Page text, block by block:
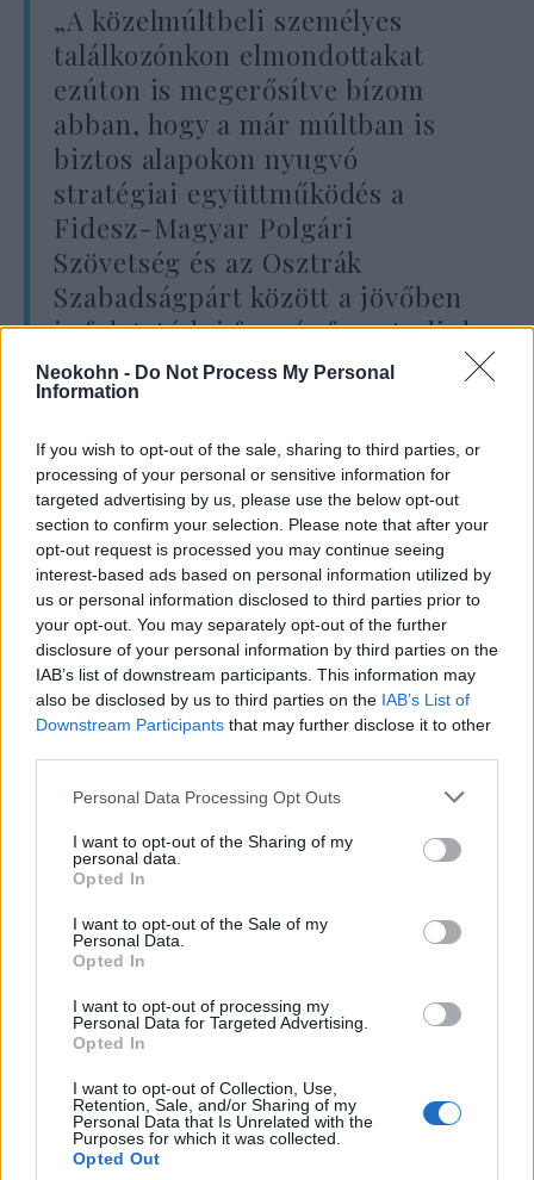
Neokohn - Do Not Process My Personal
Information
If you wish to opt-out of the sale, sharing to third parties, or
processing of your personal or sensitive information for
targeted advertising by us, please use the below opt-out
section to confirm your selection. Please note that after your
opt-out request is processed you may continue seeing
interest-based ads based on personal information utilized by
us or personal information disclosed to third parties prior to
your opt-out. You may separately opt-out of the further
disclosure of your personal information by third parties on the
IAB’s list of downstream participants. This information may
also be disclosed by us to third parties on the IAB’s List of
Downstream Participants that may further disclose it to other
Please note that this website/app uses one or more Google
not limited to your visit or usage behaviour. You may click to
grant or deny consent to Google and its third-party tags to
use your data for below specified purposes in below Google
consent section.
Personal Data Processing Opt Outs
I want to opt-out of the Sharing of my
personal data.
Opted In
I want to opt-out of the Sale of my
Personal Data.
Opted In
I want to opt-out of processing my
Personal Data for Targeted Advertising.
Opted In
I want to opt-out of Collection, Use,
Retention, Sale, and/or Sharing of my
Personal Data that Is Unrelated with the
Purposes for which it was collected.
Opted Out
„A közelmúltbeli személyes
találkozónkon elmondottakat
ezúton is megerősítve bízom
abban, hogy a már múltban is
biztos alapokon nyugvó
stratégiai együttműködés a
Fidesz-Magyar Polgári
Szövetség és az Osztrák
Szabadságpárt között a jövőben
is folytatódni fog, és fenn tudjuk
tartani a kölcsönös bizalomra
épülő és a keresztény-
konzervatív értékeken nyugvó
baráti kapcsolatainkat”
— fogalmazott levelében a magyar
miniszterelnök.
Az FPÖ hétvégi grazi kongresszusán a
delegáltak több mint 98 százaléka
támogatta az eddigi ideiglenes vezető,
Norbert Hofer hivatalos elnökké választását.
Orbán: remélem, hogy a politikai